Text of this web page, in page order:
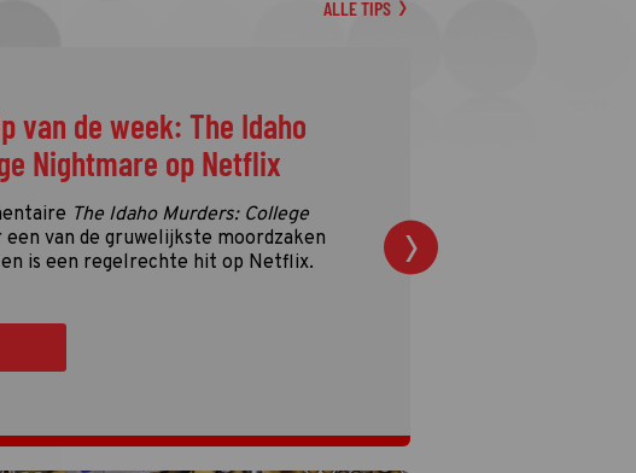
ALLE TIPS
van de week: The Idaho
Nightmare op Netflix
The Idaho Murders: College
een van de gruwelijkste moordzaken
is een regelrechte hit op Netflix.